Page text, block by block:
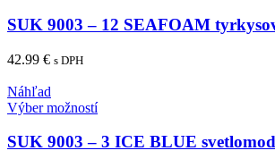
na
stránke
má
viacero
môžete
vybrať
na
stránke
SUK 9003 – 12 SEAFOAM
42.99 € s DPH
Náhľad
Výber možnostíTento
má
SUK 9003 – 3 ICE BLUE